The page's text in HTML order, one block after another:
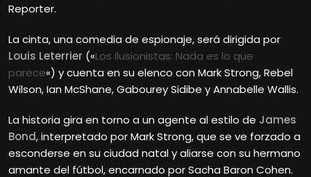
Reporter.
La cinta, una comedia de espionaje, será dirigida por
Louis Leterrier («Los ilusionistas: Nada es lo que
parece«) y cuenta en su elenco con Mark Strong, Rebel
Wilson, Ian McShane, Gabourey Sidibe y Annabelle Wallis.
La historia gira en torno a un agente al estilo de James
Bond, interpretado por Mark Strong, que se ve forzado a
esconderse en su ciudad natal y aliarse con su hermano
amante del fútbol, encarnado por Sacha Baron Cohen.